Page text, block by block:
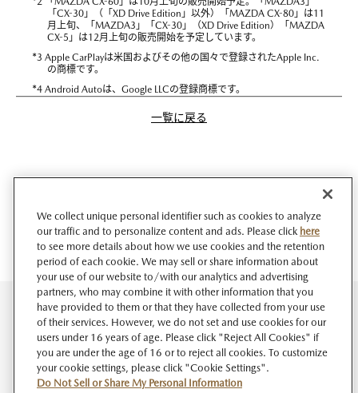
「CX-30」（「XD Drive Edition」以外）「MAZDA CX-80」は11
月上旬、「MAZDA3」「CX-30」（XD Drive Edition）「MAZDA
CX-5」は12月上旬の販売開始を予定しています。
*3 Apple CarPlayは米国およびその他の国々で登録されたApple Inc.
の商標です。
*4 Android Autoは、Google LLCの登録商標です。
一覧に戻る
We collect unique personal identifier such as cookies to analyze
our traffic and to personalize content and ads. Please click here
to see more details about how we use cookies and the retention
period of each cookie. We may sell or share information about
your use of our website to/with our analytics and advertising
partners, who may combine it with other information that you
have provided to them or that they have collected from your use
of their services. However, we do not set and use cookies for our
users under 16 years of age. Please click "Reject All Cookies" if
you are under the age of 16 or to reject all cookies. To customize
your cookie settings, please click "Cookie Settings".
Do Not Sell or Share My Personal Information